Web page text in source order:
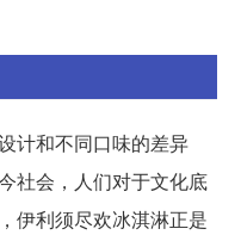
计和不同口味的差异
社会，人们对于文化底
伊利须尽欢冰淇淋正是